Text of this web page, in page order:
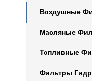
Воздушные
Масляные
Топливные
Фильтры